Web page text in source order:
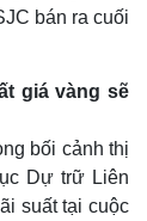
bán ra cuối
giá vàng sẽ
bối cảnh thị
Dự trữ Liên
suất tại cuộc